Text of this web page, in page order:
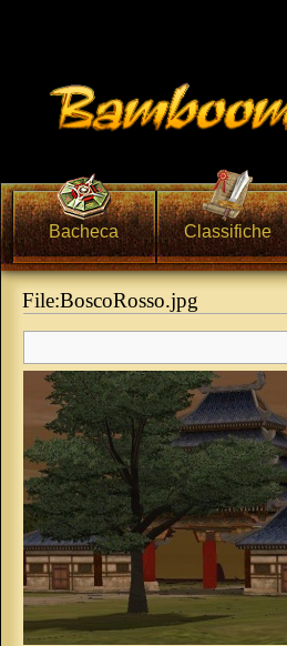
Bacheca Classifiche
File:BoscoRosso.jpg